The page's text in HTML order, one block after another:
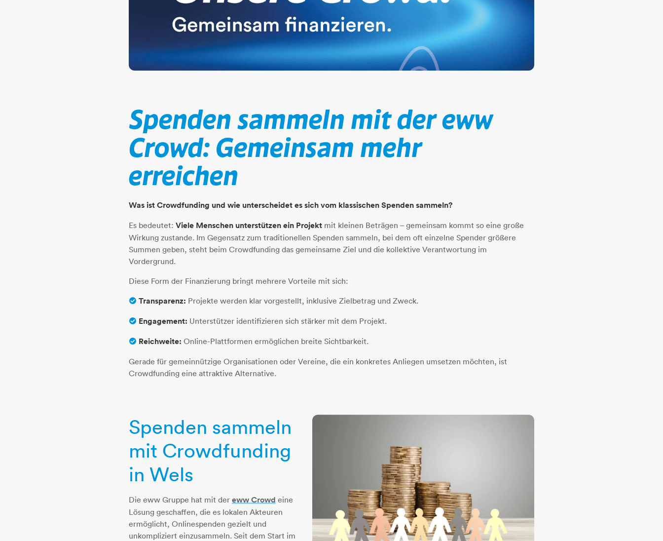
Spenden sammeln mit der eww
Crowd: Gemeinsam mehr
erreichen
Was ist Crowdfunding und wie unterscheidet es sich vom klassischen Spenden sammeln?
Es bedeutet:Viele Menschen unterstützen ein Projekt mit kleinen Beträgen – gemeinsam kommt so eine große
Wirkung zustande. Im Gegensatz zum traditionellen Spenden sammeln, bei dem oft einzelne Spender größere
Summen geben, steht beim Crowdfunding das gemeinsame Ziel und die kollektive Verantwortung im
Vordergrund.
Diese Form der Finanzierung bringt mehrere Vorteile mit sich:
Transparenz: Projekte werden klar vorgestellt, inklusive Zielbetrag und Zweck.
Engagement: Unterstützer identifizieren sich stärker mit dem Projekt.
Reichweite: Online-Plattformen ermöglichen breite Sichtbarkeit.
Gerade für gemeinnützige Organisationen oder Vereine, die ein konkretes Anliegen umsetzen möchten, ist
Crowdfunding eine attraktive Alternative.
Spenden sammeln
mit Crowdfunding
in Wels
Die eww Gruppe hat mit dereww Crowd eine
Lösung geschaffen, die es lokalen Akteuren
ermöglicht, Onlinespenden gezielt und
unkompliziert einzusammeln. Seit dem Start im